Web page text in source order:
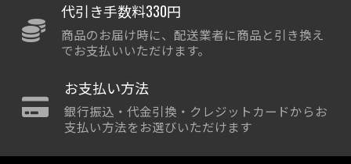
代引き手数料330円
商品のお届け時に、配送業者に商品と引き換え
でお支払いいただけます。
お支払い方法
銀行振込・代金引換・クレジットカードからお
支払い方法をお選びいただけます